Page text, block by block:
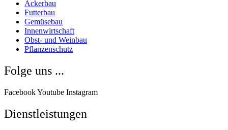
Ackerbau
Futterbau
Gemüsebau
Innenwirtschaft
Obst- und Weinbau
Pflanzenschutz
Folge uns ...
FacebookYoutube Instagram
Dienstleistungen